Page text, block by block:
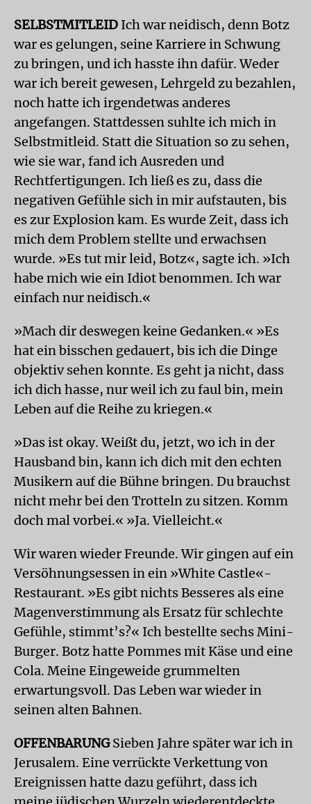
SELBSTMITLEID Ich war neidisch, denn Botz
war es gelungen, seine Karriere in Schwung
zu bringen, und ich hasste ihn dafür. Weder
war ich bereit gewesen, Lehrgeld zu bezahlen,
noch hatte ich irgendetwas anderes
angefangen. Stattdessen suhlte ich mich in
Selbstmitleid. Statt die Situation so zu sehen,
wie sie war, fand ich Ausreden und
Rechtfertigungen. Ich ließ es zu, dass die
negativen Gefühle sich in mir aufstauten, bis
es zur Explosion kam. Es wurde Zeit, dass ich
mich dem Problem stellte und erwachsen
wurde. »Es tut mir leid, Botz«, sagte ich. »Ich
habe mich wie ein Idiot benommen. Ich war
einfach nur neidisch.«
»Mach dir deswegen keine Gedanken.« »Es
hat ein bisschen gedauert, bis ich die Dinge
objektiv sehen konnte. Es geht ja nicht, dass
ich dich hasse, nur weil ich zu faul bin, mein
Leben auf die Reihe zu kriegen.«
»Das ist okay. Weißt du, jetzt, wo ich in der
Hausband bin, kann ich dich mit den echten
Musikern auf die Bühne bringen. Du brauchst
nicht mehr bei den Trotteln zu sitzen. Komm
doch mal vorbei.« »Ja. Vielleicht.«
Wir waren wieder Freunde. Wir gingen auf ein
Versöhnungsessen in ein »White Castle«-
Restaurant. »Es gibt nichts Besseres als eine
Magenverstimmung als Ersatz für schlechte
Gefühle, stimmt’s?« Ich bestellte sechs Mini-
Burger. Botz hatte Pommes mit Käse und eine
Cola. Meine Eingeweide grummelten
erwartungsvoll. Das Leben war wieder in
seinen alten Bahnen.
OFFENBARUNGSieben Jahre später war ich in
Jerusalem. Eine verrückte Verkettung von
Ereignissen hatte dazu geführt, dass ich